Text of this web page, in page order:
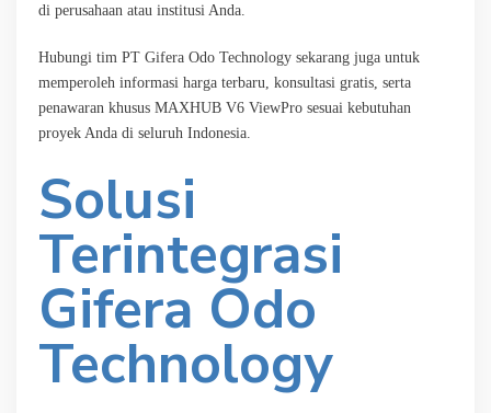
di perusahaan atau institusi Anda.
Hubungi tim PT Gifera Odo Technology sekarang juga untuk
memperoleh informasi harga terbaru, konsultasi gratis, serta
penawaran khusus MAXHUB V6 ViewPro sesuai kebutuhan
proyek Anda di seluruh Indonesia.
Solusi
Terintegrasi
Gifera Odo
Technology